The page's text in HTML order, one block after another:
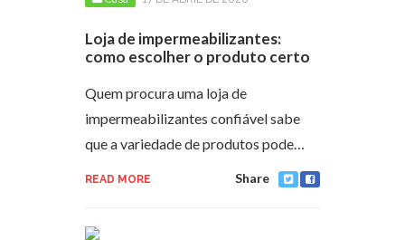
Loja de impermeabilizantes:
como escolher o produto certo
Quem procura uma loja de
impermeabilizantes confiável sabe
que a variedade de produtos pode…
READ MORE Share